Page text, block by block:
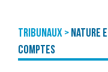
TRIBUNAUX >Nature
Comptes